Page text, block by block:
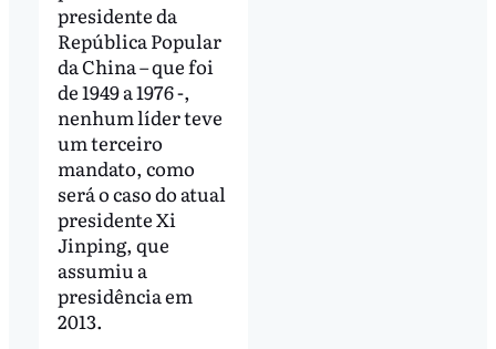
presidente da
República Popular
da China – que foi
de 1949 a 1976 -,
nenhum líder teve
um terceiro
mandato, como
será o caso do atual
presidente Xi
Jinping, que
assumiu a
presidência em
2013.